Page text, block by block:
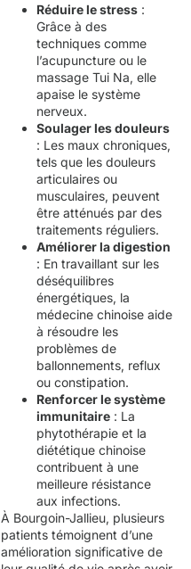
Réduire le stress :
Grâce à des
techniques comme
l’acupuncture ou le
massage Tui Na, elle
apaise le système
nerveux.
Soulager les douleurs
: Les maux chroniques,
tels que les douleurs
articulaires ou
musculaires, peuvent
être atténués par des
traitements réguliers.
Améliorer la digestion
: En travaillant sur les
déséquilibres
énergétiques, la
médecine chinoise aide
à résoudre les
problèmes de
ballonnements, reflux
ou constipation.
Renforcer le système
immunitaire : La
phytothérapie et la
diététique chinoise
contribuent à une
meilleure résistance
aux infections.
À Bourgoin-Jallieu, plusieurs
patients témoignent d’une
amélioration significative de